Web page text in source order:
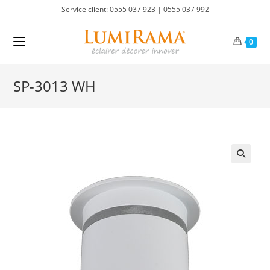
content
Service client: 0555 037 923 | 0555 037 992
0
SP-3013 WH